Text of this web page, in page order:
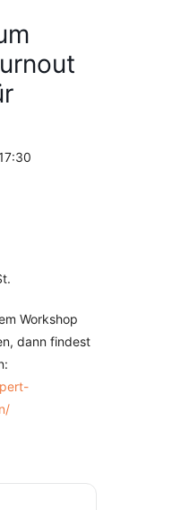
Workshop
dann findest